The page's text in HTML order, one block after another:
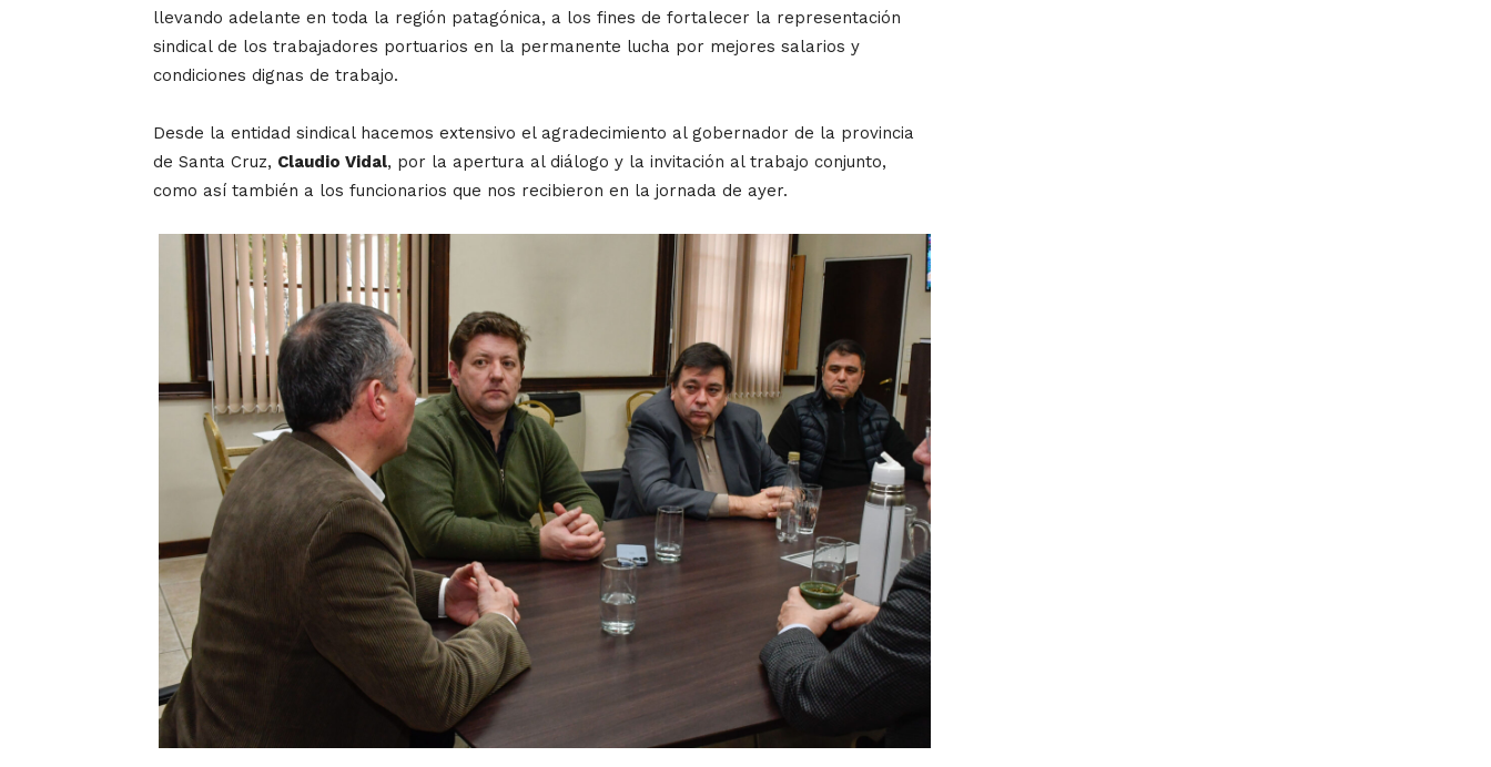
llevando adelante en toda la región patagónica, a los fines de fortalecer la representación
sindical de los trabajadores portuarios en la permanente lucha por mejores salarios y
condiciones dignas de trabajo.
Desde la entidad sindical hacemos extensivo el agradecimiento al gobernador de la provincia
de Santa Cruz, Claudio Vidal, por la apertura al diálogo y la invitación al trabajo conjunto,
como así también a los funcionarios que nos recibieron en la jornada de ayer.